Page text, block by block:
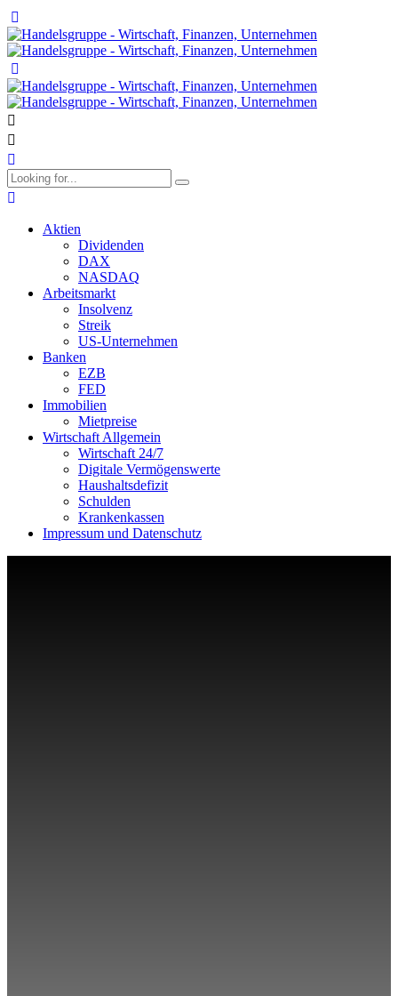
Aktien
Dividenden
DAX
NASDAQ
Arbeitsmarkt
Insolvenz
Streik
US-Unternehmen
Banken
EZB
FED
Immobilien
Mietpreise
Wirtschaft Allgemein
Wirtschaft 24/7
Digitale Vermögenswerte
Haushaltsdefizit
Schulden
Krankenkassen
Impressum und Datenschutz